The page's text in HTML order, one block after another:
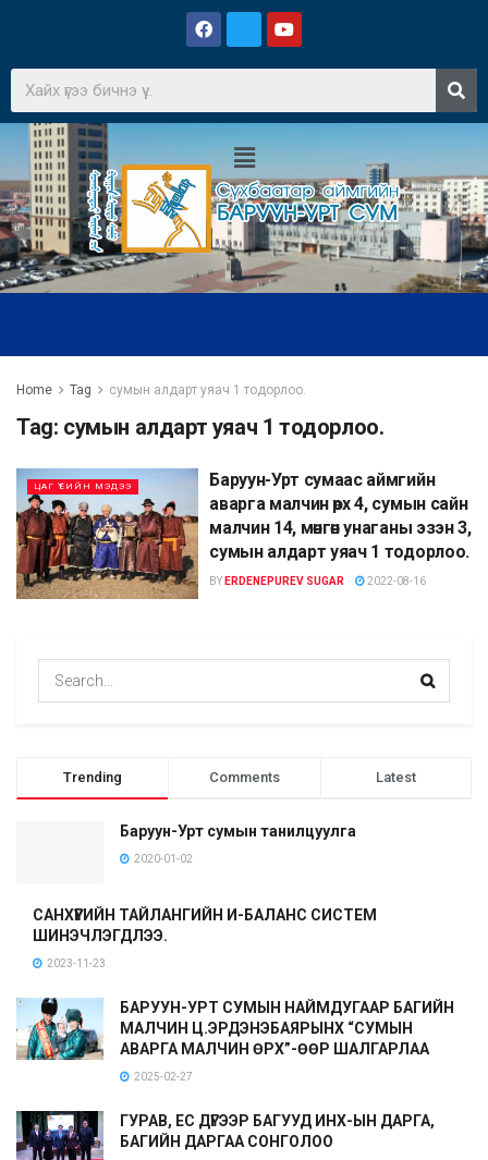
Home Tag сумын алдарт уяач 1 тодорлоо.
Tag: сумын алдарт уяач 1 тодорлоо.
ЦАГ ҮЕИЙН МЭДЭЭ
Баруун-Урт сумаас аймгийн
аварга малчин өрх 4, сумын сайн
малчин 14, мөнгөн унаганы эзэн 3,
сумын алдарт уяач 1 тодорлоо.
BY ERDENEPUREV SUGAR 2022-08-16
Trending Comments Latest
Баруун-Урт сумын танилцуулга
2020-01-02
САНХҮҮГИЙН ТАЙЛАНГИЙН И-БАЛАНС СИСТЕМ
ШИНЭЧЛЭГДЛЭЭ.
2023-11-23
БАРУУН-УРТ СУМЫН НАЙМДУГААР БАГИЙН
МАЛЧИН Ц.ЭРДЭНЭБАЯРЫНХ “СУМЫН
АВАРГА МАЛЧИН ӨРХ”-ӨӨР ШАЛГАРЛАА
2025-02-27
ГУРАВ, ЕС ДҮГЭЭР БАГУУД ИНХ-ЫН ДАРГА,
БАГИЙН ДАРГАА СОНГОЛОО